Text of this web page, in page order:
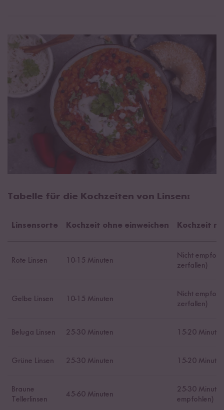
Tabelle für die Kochzeiten von Linsen:
Linsensorte Kochzeit ohne einweichen Kochzeit
Rote Linsen 10-15 Minuten
Nicht
zerfallen)
Gelbe Linsen 10-15 Minuten
Nicht
zerfallen)
Beluga Linsen 25-30 Minuten 15-20 Minuten
Grüne Linsen 25-30 Minuten 15-20 Minuten
Braune
Tellerlinsen
45-60 Minuten
25-30
empfohlen)